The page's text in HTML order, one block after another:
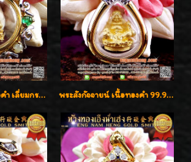
หลวงปู่ทวด เนื้อทองคำ เลี่ยมกรอบทองคำประดับเพชรแท้และพลอยนพเก้า น่ารักมากๆค่ะ พระสังกัจจายน์ เนื้อทองคำ 99.99%